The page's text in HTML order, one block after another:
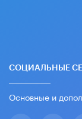
СОЦИАЛЬНЫЕ
Основные и